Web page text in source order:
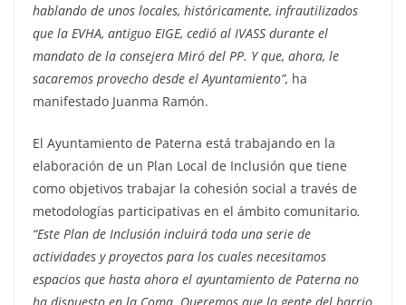
hablando de unos locales, históricamente, infrautilizados
que la EVHA, antiguo EIGE, cedió al IVASS durante el
mandato de la consejera Miró del PP. Y que, ahora, le
sacaremos provecho desde el Ayuntamiento”, ha
manifestado Juanma Ramón.
El Ayuntamiento de Paterna está trabajando en la
elaboración de un Plan Local de Inclusión que tiene
como objetivos trabajar la cohesión social a través de
metodologías participativas en el ámbito comunitario.
“Este Plan de Inclusión incluirá toda una serie de
actividades y proyectos para los cuales necesitamos
espacios que hasta ahora el ayuntamiento de Paterna no